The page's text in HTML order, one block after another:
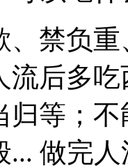
、禁负
流后多
归等；
... 做完